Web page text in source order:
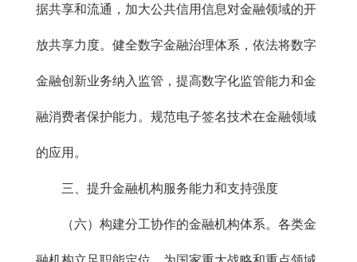
据共享和流通，加大公共信用信息对金融领域的开
放共享力度。健全数字金融治理体系，依法将数字
金融创新业务纳入监管，提高数字化监管能力和金
融消费者保护能力。规范电子签名技术在金融领域
的应用。
三、提升金融机构服务能力和支持强度
（六）构建分工协作的金融机构体系。各类金